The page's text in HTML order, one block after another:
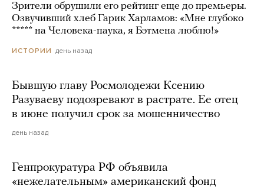
Зрители обрушили его рейтинг еще до премьеры.
Озвучивший хлеб Гарик Харламов: «Мне глубоко
***** на Человека-паука, я Бэтмена люблю!»
ИСТОРИИ день назад
Бывшую главу Росмолодежи Ксению
Разуваеву подозревают в растрате. Ее отец
в июне получил срок за мошенничество
день назад
Генпрокуратура РФ объявила
«нежелательным» американский фонд